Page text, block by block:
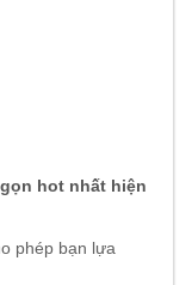
hot nhất hiện
phép bạn lựa